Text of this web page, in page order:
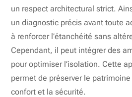
un respect architectural strict.
un diagnostic précis avant toute
à renforcer l’étanchéité sans
Cependant, il peut intégrer des
pour optimiser l’isolation. Cette
permet de préserver le
confort et la sécurité.